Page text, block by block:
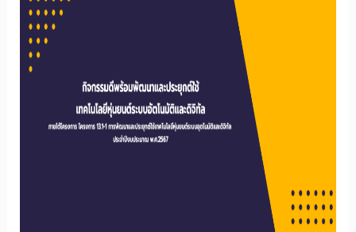
ด้วย
แนวคิด
เศรษฐกิจ